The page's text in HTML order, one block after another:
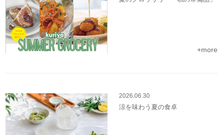
+more
2026.06.30
涼を味わう夏の食卓